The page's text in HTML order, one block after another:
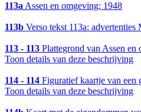
113aAssen en omgeving; 1948
113b Verso tekst 113a:
113 - 113 Plattegrond van Assen en
Toon details van deze beschrijving
114 - 114 Figuratief kaartje van een
Toon details van deze beschrijving